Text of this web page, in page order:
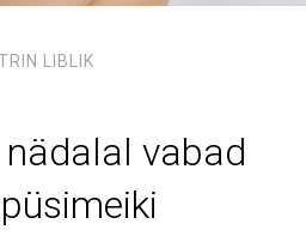
LIBLIK
vabad